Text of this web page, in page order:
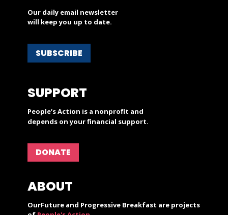
Our daily email newsletter
will keep you up to date.
SUBSCRIBE
SUPPORT
People’s Action is a nonprofit and
depends on your financial support.
DONATE
ABOUT
OurFuture and Progressive Breakfast are projects